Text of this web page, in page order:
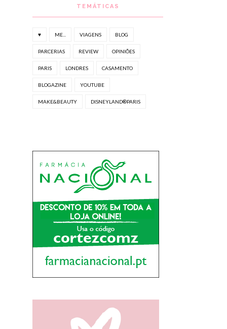
TEMÁTICAS
♥ ME... VIAGENS BLOG
PARCERIAS REVIEW OPINIÕES
PARIS LONDRES CASAMENTO
BLOGAZINE YOUTUBE
MAKE&BEAUTY DISNEYLAND®PARIS